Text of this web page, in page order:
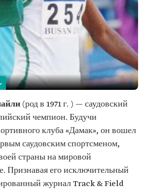
Суан Описание
медаль на Олимпийских играх,
в Сиднее
медаль на Азиатских играх
медаль на Чемпионате Азии по легкой
(род в 1971 г. ) — саудовский
чемпион. Будучи
клуба «Дамак», он вошел
саудовским спортсменом,
страны на мировой
Признавая его исключительный
журнал Track & Field